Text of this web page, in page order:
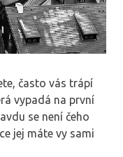
často vás trápí
vypadá na první
se není čeho
jej máte vy sami